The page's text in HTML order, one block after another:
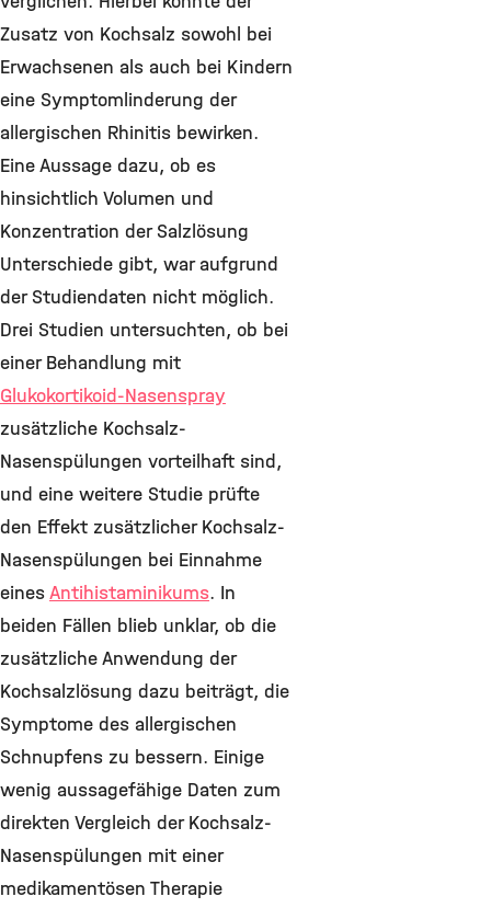
Zusatz von Kochsalz sowohl bei
Erwachsenen als auch bei Kindern
eine Symptomlinderung der
allergischen Rhinitis bewirken.
Eine Aussage dazu, ob es
hinsichtlich Volumen und
Konzentration der Salzlösung
Unterschiede gibt, war aufgrund
der Studiendaten nicht möglich.
Drei Studien untersuchten, ob bei
einer Behandlung mit
Glukokortikoid-Nasenspray
zusätzliche Kochsalz-
Nasenspülungen vorteilhaft sind,
und eine weitere Studie prüfte
den Effekt zusätzlicher Kochsalz-
Nasenspülungen bei Einnahme
einesAntihistaminikums. In
beiden Fällen blieb unklar, ob die
zusätzliche Anwendung der
Kochsalzlösung dazu beiträgt, die
Symptome des allergischen
Schnupfens zu bessern. Einige
wenig aussagefähige Daten zum
direkten Vergleich der Kochsalz-
Nasenspülungen mit einer
medikamentösen Therapie